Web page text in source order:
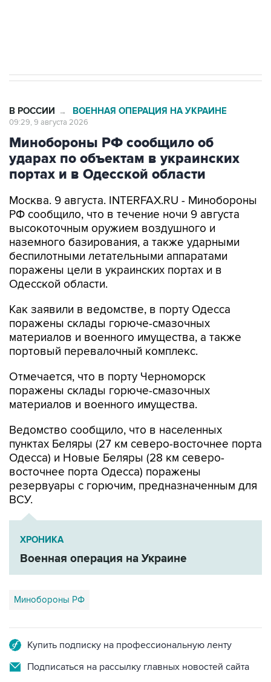
В РОССИИ → ВОЕННАЯ ОПЕРАЦИЯ НА УКРАИНЕ
09:29, 9 августа 2026
Минобороны РФ сообщило об
ударах по объектам в украинских
портах и в Одесской области
Москва. 9 августа. INTERFAX.RU - Минобороны
РФ сообщило, что в течение ночи 9 августа
высокоточным оружием воздушного и
наземного базирования, а также ударными
беспилотными летательными аппаратами
поражены цели в украинских портах и в
Одесской области.
Как заявили в ведомстве, в порту Одесса
поражены склады горюче-смазочных
материалов и военного имущества, а также
портовый перевалочный комплекс.
Отмечается, что в порту Черноморск
поражены склады горюче-смазочных
материалов и военного имущества.
Ведомство сообщило, что в населенных
пунктах Беляры (27 км северо-восточнее порта
Одесса) и Новые Беляры (28 км северо-
восточнее порта Одесса) поражены
резервуары с горючим, предназначенным для
ВСУ.
ХРОНИКА
Военная операция на Украине
Минобороны РФ
Купить подписку на профессиональную ленту
Подписаться на рассылку главных новостей сайта